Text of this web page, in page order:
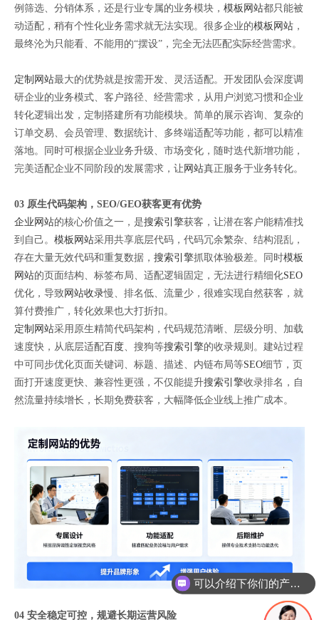
例筛选、分销体系，还是行业专属的业务模块， 模板网站都只能被
动适配，稍有个性化业务需求就无法实现。很多企业的模板网站 ，
最终沦为只能看、不能用的“摆设”，完全无法匹配实际经营需求。
定制网站最大的优势就是按需开发、灵活适配。开发团队会深度调
研企业的业务模式、客户路径、经营需求，从用户浏览习惯和企业
转化逻辑出发，定制搭建所有功能模块。简单的展示咨询、复杂的
订单交易、会员管理、数据统计、多终端适配等功能，都可以精准
落地。同时可根据企业业务升级、市场变化，随时迭代新增功能，
完美适配企业不同阶段的发展需求，让 网站真正服务于业务转化。
03 原生代码架构，SEO/GEO获客更有优势
企业网站的核心价值之一，是搜索引擎获客，让潜在客户能精准找
到自己。 模板网站采用共享底层代码，代码冗余繁杂、结构混乱，
存在大量无效代码和重复数据， 搜索引擎抓取体验极差。同时模板
网站的页面结构、标签布局、适配逻辑固定，无法进行精细化SEO
优化，导致网站收录慢、排名低、流量少，很难实现自然获客，就
算付费推广，转化效果也大打折扣。
定制网站采用原生精简代码架构，代码规范清晰、层级分明、加载
速度快，从底层适配百度、搜狗等搜索引擎的收录规则。建站过程
中可同步优化页面关键词、标题、描述、内链布局等SEO细节，页
面打开速度更快、兼容性更强，不仅能提升搜索引擎收录排名，自
然流量持续增长，长期免费获客，大幅降低企业线上推广成本。
04 安全稳定可控，规避长期运营风险
可以介绍下你们的产品么
你们是怎么收费的呢